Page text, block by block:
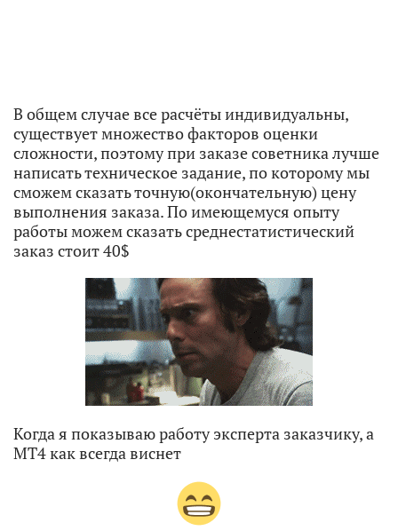
В общем случае все расчёты индивидуальны,
существует множество факторов оценки
сложности, поэтому при заказе советника лучше
написать техническое задание, по которому мы
сможем сказать точную(окончательную) цену
выполнения заказа. По имеющемуся опыту
работы можем сказать среднестатистический
заказ стоит 40$
Когда я показываю работу эксперта заказчику, а
МТ4 как всегда виснет